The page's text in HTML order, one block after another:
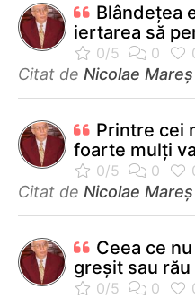
Blândețea
iertarea să
Citat de Nicolae Mareș
Printre cei
foarte mulţi
Citat de Nicolae Mareș
Ceea ce
greşit sau